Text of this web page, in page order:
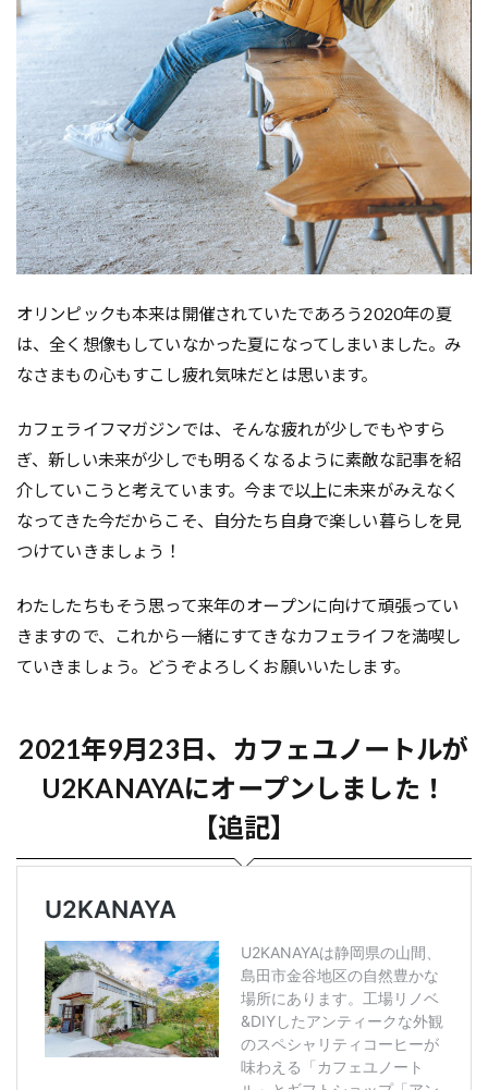
オリンピックも本来は開催されていたであろう2020年の夏
は、全く想像もしていなかった夏になってしまいました。み
なさまもの心もすこし疲れ気味だとは思います。
カフェライフマガジンでは、そんな疲れが少しでもやすら
ぎ、新しい未来が少しでも明るくなるように素敵な記事を紹
介していこうと考えています。今まで以上に未来がみえなく
なってきた今だからこそ、自分たち自身で楽しい暮らしを見
つけていきましょう！
わたしたちもそう思って来年のオープンに向けて頑張ってい
きますので、これから一緒にすてきなカフェライフを満喫し
ていきましょう。どうぞよろしくお願いいたします。
2021年9月23日、カフェユノートルが
U2KANAYAにオープンしました！
【追記】